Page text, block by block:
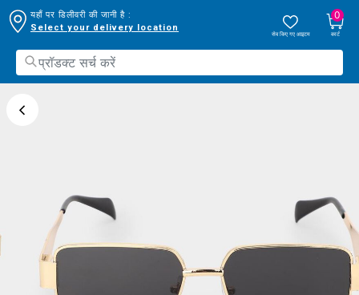
यहाँ पर डिलीवरी की जानी है :
Select your delivery location
सेव किए गए आइटम
0
कार्ट